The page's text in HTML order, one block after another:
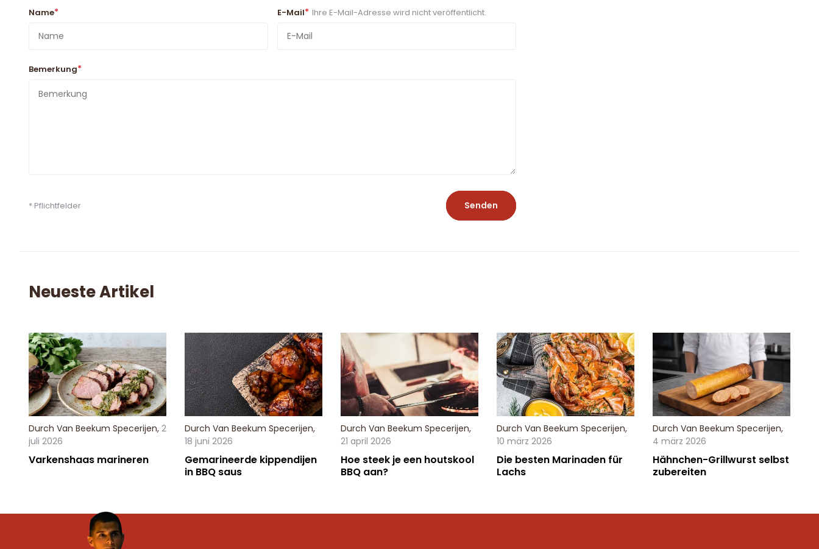
Name* E-Mail* Ihre E-Mail-Adresse wird nicht veröffentlicht.
Bemerkung*
* Pflichtfelder Senden
Neueste Artikel
Durch Van Beekum Specerijen, 2
juli 2026
Varkenshaas marineren
Durch Van Beekum Specerijen,
18 juni 2026
Gemarineerde kippendijen
in BBQ saus
Durch Van Beekum Specerijen,
21 april 2026
Hoe steek je een houtskool
BBQ aan?
Durch Van Beekum Specerijen,
10 märz 2026
Die besten Marinaden für
Lachs
Durch Van Beekum Specerijen,
4 märz 2026
Hähnchen-Grillwurst selbst
zubereiten